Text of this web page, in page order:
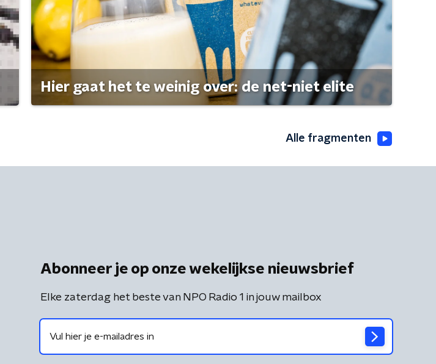
Hier gaat het te weinig over: de net-niet elite
Alle fragmenten
Abonneer je op onze wekelijkse nieuwsbrief
Elke zaterdag het beste van NPO Radio 1 in jouw mailbox